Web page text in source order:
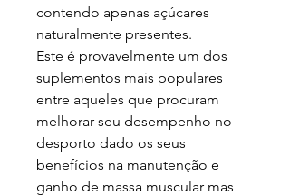
contendo apenas açúcares
naturalmente presentes.
Este é provavelmente um dos
suplementos mais populares
entre aqueles que procuram
melhorar seu desempenho no
desporto dado os seus
benefícios na manutenção e
ganho de massa muscular mas